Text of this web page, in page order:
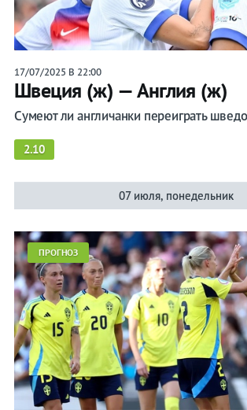
17/07/2025 В 22:00
Швеция (ж) — Англия (ж)
Сумеют ли англичанки переиграть
2.10
07 июля, понедельник
ПРОГНОЗ